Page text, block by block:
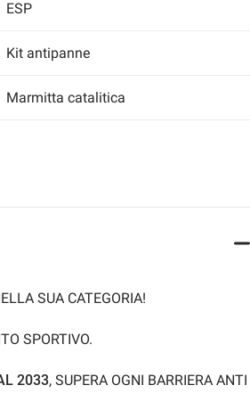
ESP
Kit antipanne
Marmitta catalitica
SUA CATEGORIA!
SPORTIVO.
2033, SUPERA OGNI BARRIERA ANTI